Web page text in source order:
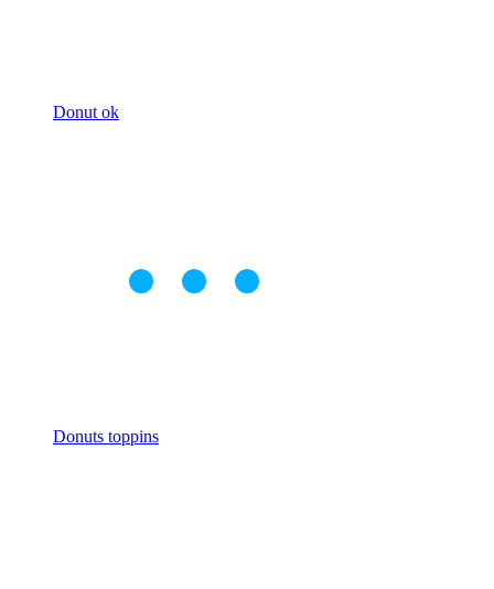
Donut ok
Donuts toppins